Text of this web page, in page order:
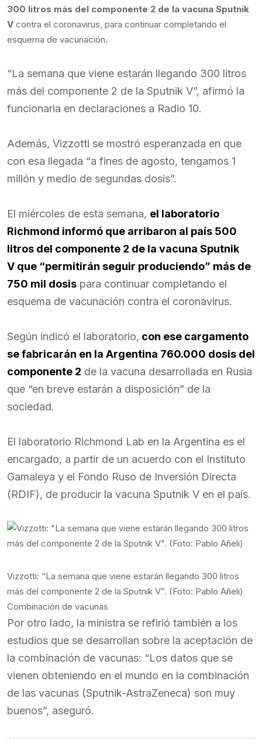
300 litros más del componente 2 de la vacuna Sputnik
V contra el coronavirus, para continuar completando el
esquema de vacunación.
“La semana que viene estarán llegando 300 litros
más del componente 2 de la Sputnik V”, afirmó la
funcionaria en declaraciones a Radio 10.
Además, Vizzotti se mostró esperanzada en que
con esa llegada “a fines de agosto, tengamos 1
millón y medio de segundas dosis”.
El miércoles de esta semana, el laboratorio
Richmond informó que arribaron al país 500
litros del componente 2 de la vacuna Sputnik
V que “permitirán seguir produciendo” más de
750 mil dosis para continuar completando el
esquema de vacunación contra el coronavirus.
Según indicó el laboratorio, con ese cargamento
se fabricarán en la Argentina 760.000 dosis del
componente 2 de la vacuna desarrollada en Rusia
que “en breve estarán a disposición” de la
sociedad.
El laboratorio Richmond Lab en la Argentina es el
encargado, a partir de un acuerdo con el Instituto
Gamaleya y el Fondo Ruso de Inversión Directa
(RDIF), de producir la vacuna Sputnik V en el país.
Vizzotti: “La semana que viene estarán llegando 300 litros
más del componente 2 de la Sputnik V”. (Foto: Pablo Añeli)
Combinación de vacunas
Por otro lado, la ministra se refirió también a los
estudios que se desarrollan sobre la aceptación de
la combinación de vacunas: “Los datos que se
vienen obteniendo en el mundo en la combinación
de las vacunas (Sputnik-AstraZeneca) son muy
buenos”, aseguró.